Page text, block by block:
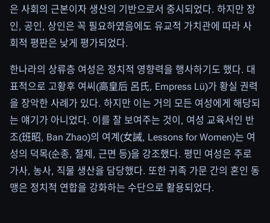
은 사회의 근본이자 생산의 기반으로서 중시되었다. 하지만 장
인, 공인, 상인은 꼭 필요하였음에도 유교적 가치관에 따라 사
회적 평판은 낮게 평가되었다.
한나라의 상류층 여성은 정치적 영향력을 행사하기도 했다. 대
표적으로 고황후 여씨(高皇后 呂氏, Empress Lü)가 황실 권력
을 장악한 사례가 있다. 하지만 이는 거의 모든 여성에게 해당되
는 얘기가 아니었다. 이를 잘 보여주는 것이, 여성 교육서인 반
조(班昭, Ban Zhao)의 여계(女誡, Lessons for Women)는 여
성의 덕목(순종, 절제, 근면 등)을 강조했다. 평민 여성은 주로
가사, 농사, 직물 생산을 담당했다. 또한 귀족 가문 간의 혼인 동
맹은 정치적 연합을 강화하는 수단으로 활용되었다.